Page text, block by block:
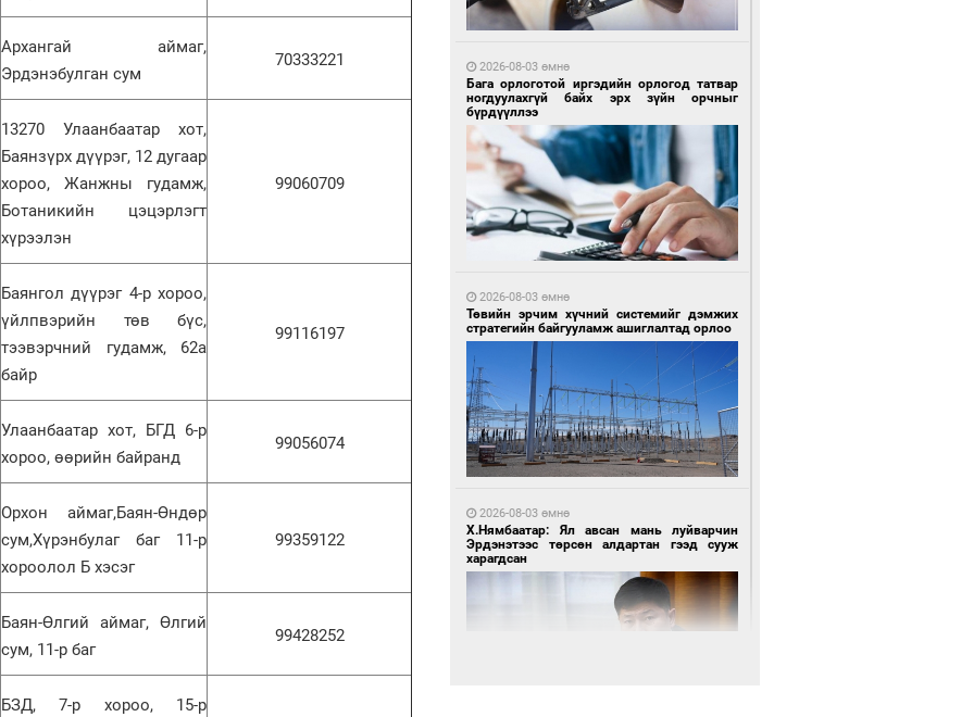
Архангай аймаг,
Эрдэнэбулган сум
70333221
13270 Улаанбаатар хот,
Баянзүрх дүүрэг, 12 дугаар
хороо, Жанжны гудамж,
Ботаникийн цэцэрлэгт
хүрээлэн
99060709
Баянгол дүүрэг 4-р хороо,
үйлпвэрийн төв бүс,
тээвэрчний гудамж, 62а
байр
99116197
Улаанбаатар хот, БГД 6-р
хороо, өөрийн байранд
99056074
Орхон аймаг,Баян-Өндөр
сум,Хүрэнбулаг баг 11-р
хороолол Б хэсэг
99359122
Баян-Өлгий аймаг, Өлгий
сум, 11-р баг
99428252
БЗД, 7-р хороо, 15-р
өдөр
2 цагийн өмнө өмнө
Бороо орохгүй, өдөртөө 28-30 хэм дулаан
байна
16 цагийн өмнө өмнө
Бүх төрлийн шатахууны импортыг шуурхай
тээвэрлэхэд гурван яам хамтран ажиллана
2026-08-03 өмнө
Бага орлоготой иргэдийн орлогод татвар
ногдуулахгүй байх эрх зүйн орчныг
бүрдүүллээ
2026-08-03 өмнө
Төвийн эрчим хүчний системийг дэмжих
стратегийн байгууламж ашиглалтад орлоо
2026-08-03 өмнө
Х.Нямбаатар: Ял авсан мань луйварчин
Эрдэнэтээс төрсөн алдартан гээд сууж
харагдсан